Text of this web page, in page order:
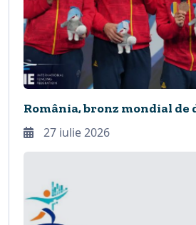
România, bronz mondial de
27 iulie 2026